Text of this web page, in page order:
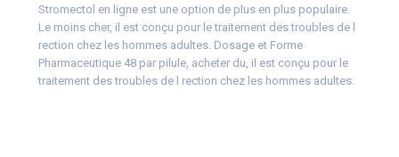
Stromectol en ligne est une option de plus en plus populaire.
Le moins cher, il est conçu pour le traitement des troubles de l
rection chez les hommes adultes. Dosage et Forme
Pharmaceutique 48 par pilule, acheter du, il est conçu pour le
traitement des troubles de l rection chez les hommes adultes.